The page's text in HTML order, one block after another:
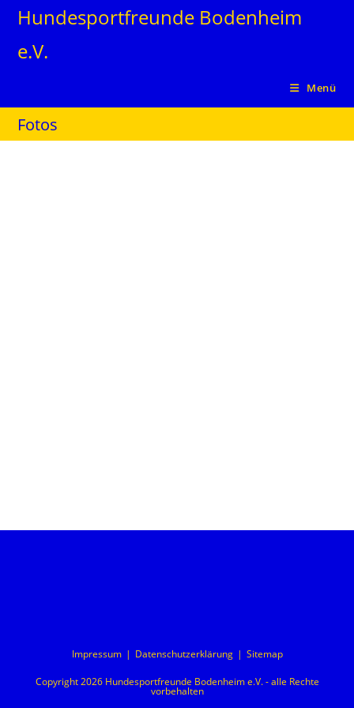
Zum
Inhalt
springen
Hundesportfreunde Bodenheim
e.V.
Menü
Fotos
Impressum Datenschutzerklärung Sitemap
Copyright 2026 Hundesportfreunde Bodenheim e.V. - alle Rechte
vorbehalten